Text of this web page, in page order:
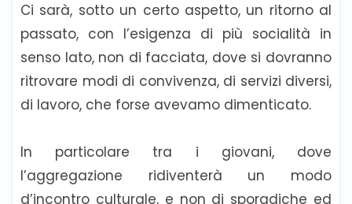
Ci sarà, sotto un certo aspetto, un ritorno al
passato, con l’esigenza di più socialità in
senso lato, non di facciata, dove si dovranno
ritrovare modi di convivenza, di servizi diversi,
di lavoro, che forse avevamo dimenticato.
In particolare tra i giovani, dove
l’aggregazione ridiventerà un modo
d’incontro culturale, e non di sporadiche ed